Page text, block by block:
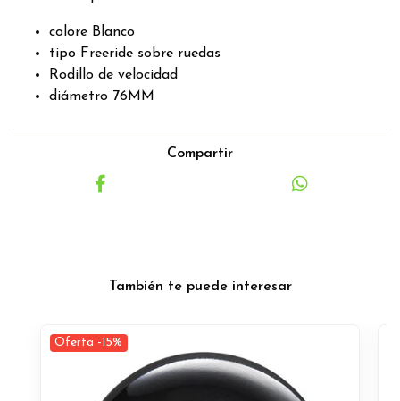
colore Blanco
tipo Freeride sobre ruedas
Rodillo de velocidad
diámetro 76MM
Compartir
También te puede interesar
Oferta -15%